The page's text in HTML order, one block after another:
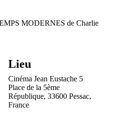
Lieu
Cinéma Jean Eustache 5
Place de la 5ème
République, 33600 Pessac,
France